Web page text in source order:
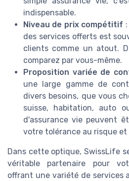
indispensable.
Niveau de prix compétitif
des services offerts est
clients comme un atout.
comparez par vous-même.
Proposition variée de
une large gamme de
divers besoins, que vous
suisse, habitation, auto
d'assurance vie peuvent
votre tolérance au risque
Dans cette optique, SwissLife
véritable partenaire pour
offrant une variété de services